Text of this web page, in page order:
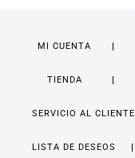
MI CUENTA
TIENDA
SERVICIO AL CLIENTE
LISTA DE DESEOS